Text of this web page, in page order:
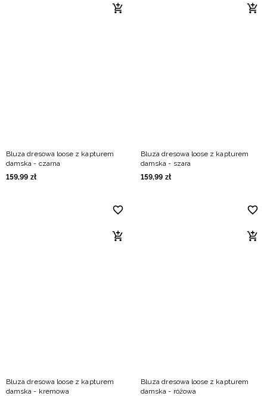
Bluza dresowa loose z kapturem
damska - czarna
159,99 zł
Bluza dresowa loose z kapturem
damska - szara
159,99 zł
Bluza dresowa loose z kapturem
damska - kremowa
Bluza dresowa loose z kapturem
damska - różowa